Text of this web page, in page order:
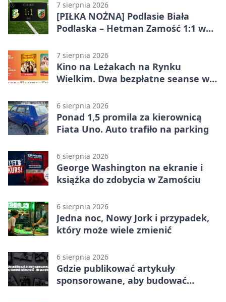
7 sierpnia 2026
[PIŁKA NOŻNA] Podlasie Biała
Podlaska – Hetman Zamość 1:1 w
podział punktów po bezbramkowej
pierwszej połowie
7 sierpnia 2026
Kino na Leżakach na Rynku
Wielkim. Dwa bezpłatne seanse w
6 sierpnia 2026
Ponad 1,5 promila za kierownicą
Fiata Uno. Auto trafiło na parking
6 sierpnia 2026
George Washington na ekranie i
książka do zdobycia w Zamościu
6 sierpnia 2026
Jedna noc, Nowy Jork i przypadek,
który może wiele zmienić
6 sierpnia 2026
Gdzie publikować artykuły
sponsorowane, aby budować